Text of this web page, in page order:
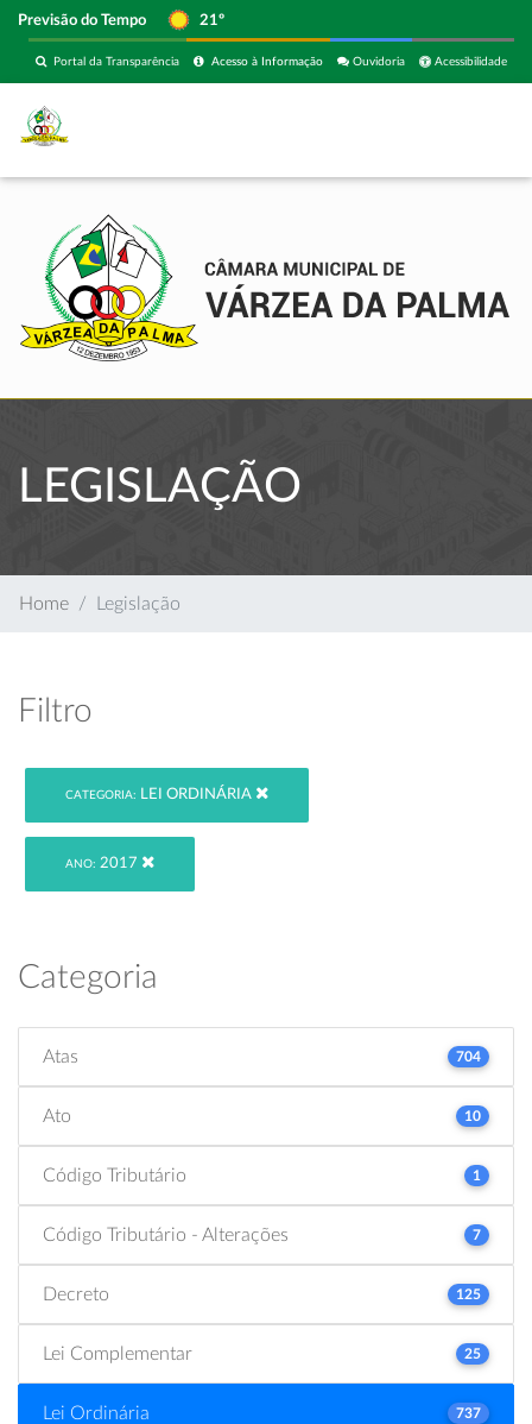
Previsão do Tempo 21º
Acessibilidade
Ouvidoria
Acesso à Informação
Portal da Transparência
LEGISLAÇÃO
Home Legislação
Filtro
CATEGORIA: LEI ORDINÁRIA
ANO: 2017
Categoria
Atas 704
Ato 10
Código Tributário 1
Código Tributário - Alterações 7
Decreto 125
Lei Complementar 25
Lei Ordinária 737